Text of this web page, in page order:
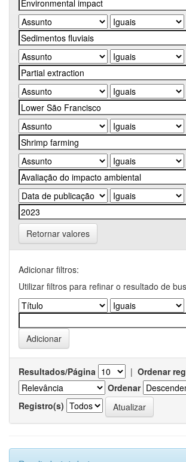
Retornar valores
Adicionar filtros:
Utilizar filtros para refinar o resultado de
Resultados/Página | Ordenar
Ordenar
Registro(s)